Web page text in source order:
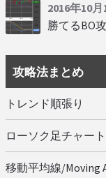
2016年10月
攻略法まとめ
トレンド順張り
ローソク足チャー
移動平均線/Moving